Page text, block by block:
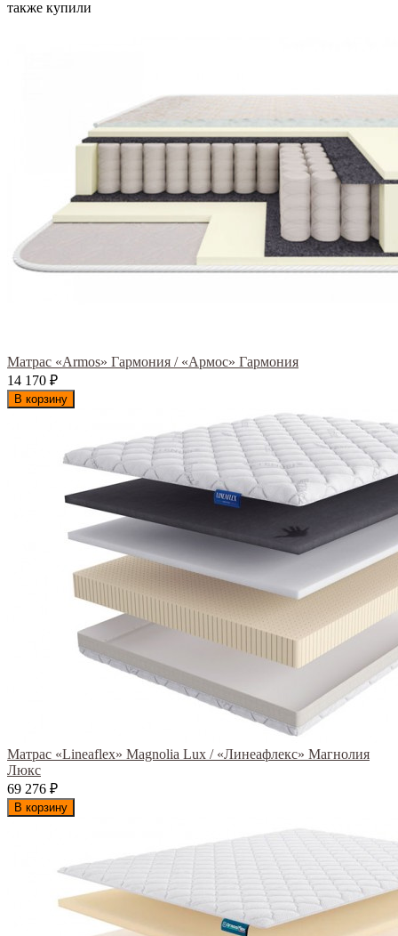
также купили
Матрас «Armos» Гармония / «Армос» Гармония
14 170 ₽
В корзину
Матрас «Lineaflex» Magnolia Lux / «Линеафлекс» Магнолия
Люкс
69 276 ₽
В корзину